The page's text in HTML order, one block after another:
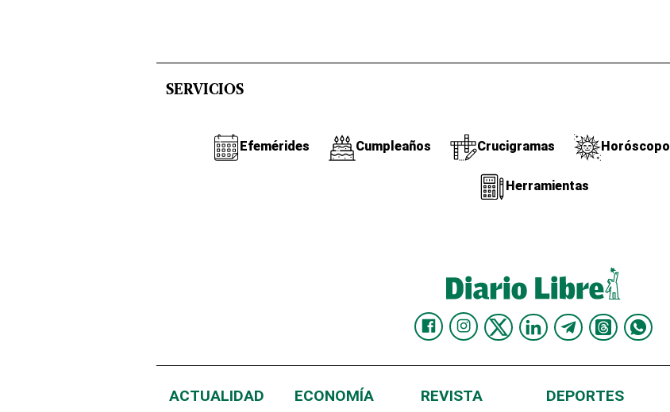
SERVICIOS
Efemérides Cumpleaños Crucigramas Horóscopo
Herramientas
ACTUALIDAD ECONOMÍA REVISTA DEPORTES